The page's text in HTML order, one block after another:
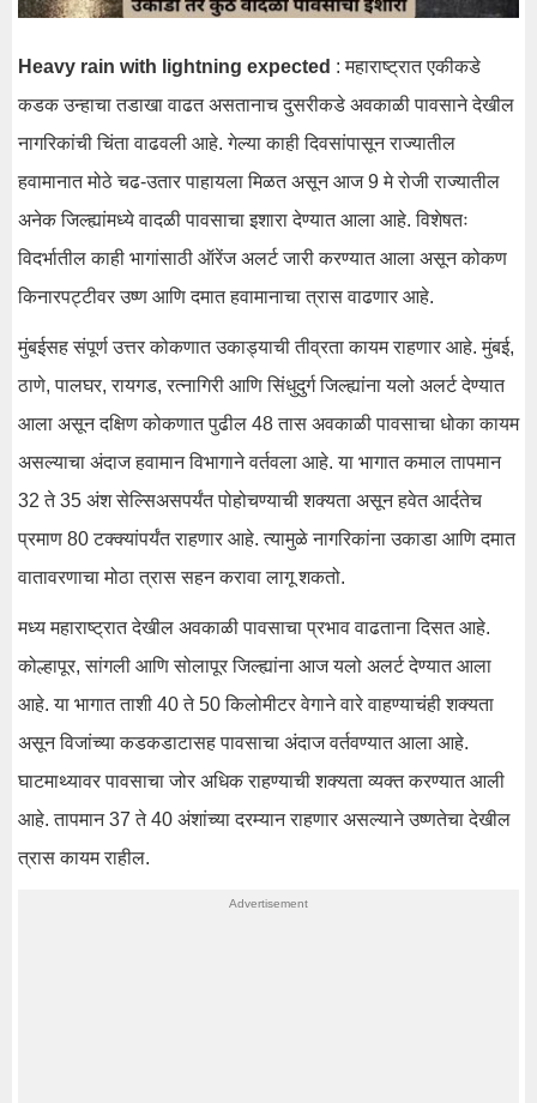
Heavy rain with lightning expected : महाराष्ट्रात एकीकडे
कडक उन्हाचा तडाखा वाढत असतानाच दुसरीकडे अवकाळी पावसाने देखील
नागरिकांची चिंता वाढवली आहे. गेल्या काही दिवसांपासून राज्यातील
हवामानात मोठे चढ-उतार पाहायला मिळत असून आज 9 मे रोजी राज्यातील
अनेक जिल्ह्यांमध्ये वादळी पावसाचा इशारा देण्यात आला आहे. विशेषतः
विदर्भातील काही भागांसाठी ऑरेंज अलर्ट जारी करण्यात आला असून कोकण
किनारपट्टीवर उष्ण आणि दमात हवामानाचा त्रास वाढणार आहे.
मुंबईसह संपूर्ण उत्तर कोकणात उकाड्याची तीव्रता कायम राहणार आहे. मुंबई,
ठाणे, पालघर, रायगड, रत्नागिरी आणि सिंधुदुर्ग जिल्ह्यांना यलो अलर्ट देण्यात
आला असून दक्षिण कोकणात पुढील 48 तास अवकाळी पावसाचा धोका कायम
असल्याचा अंदाज हवामान विभागाने वर्तवला आहे. या भागात कमाल तापमान
32 ते 35 अंश सेल्सिअसपर्यंत पोहोचण्याची शक्यता असून हवेत आर्दतेच
प्रमाण 80 टक्क्यांपर्यंत राहणार आहे. त्यामुळे नागरिकांना उकाडा आणि दमात
वातावरणाचा मोठा त्रास सहन करावा लागू शकतो.
मध्य महाराष्ट्रात देखील अवकाळी पावसाचा प्रभाव वाढताना दिसत आहे.
कोल्हापूर, सांगली आणि सोलापूर जिल्ह्यांना आज यलो अलर्ट देण्यात आला
आहे. या भागात ताशी 40 ते 50 किलोमीटर वेगाने वारे वाहण्याचंही शक्यता
असून विजांच्या कडकडाटासह पावसाचा अंदाज वर्तवण्यात आला आहे.
घाटमाथ्यावर पावसाचा जोर अधिक राहण्याची शक्यता व्यक्त करण्यात आली
आहे. तापमान 37 ते 40 अंशांच्या दरम्यान राहणार असल्याने उष्णतेचा देखील
त्रास कायम राहील.